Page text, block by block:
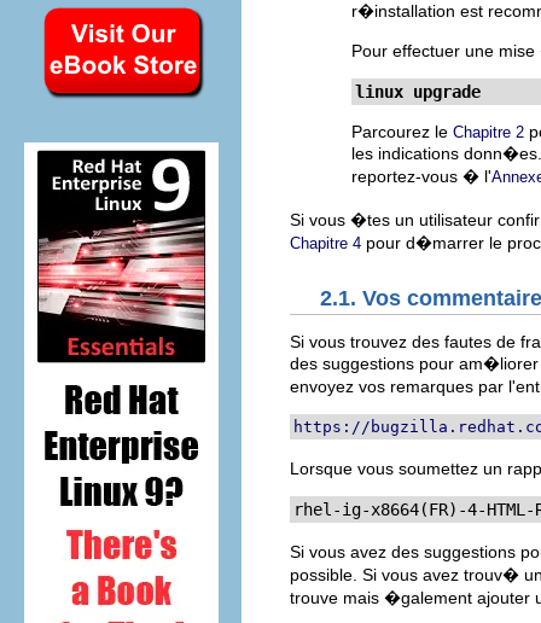
r�installation est
Pour effectuer une
linux upgrade
Parcourez le Chapitre 2
les indications
reportez-vous � l'
Si vous �tes un utilisateur
Chapitre 4 pour d�marrer le
2.1. Vos
Si vous trouvez des fautes de
des suggestions pour
envoyez vos remarques par
https://
Lorsque vous soumettez un
rhel-ig-x8664(FR)-4-
Si vous avez des suggestions
possible. Si vous avez trouv�
trouve mais �galement ajouter